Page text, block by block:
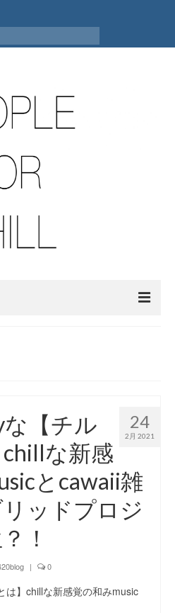
SHIBUYA
24
2月 2021
【チル
な新感
とcawaii雑
ッドプロジ
！
| 0
は】chillな新感覚の和みmusic